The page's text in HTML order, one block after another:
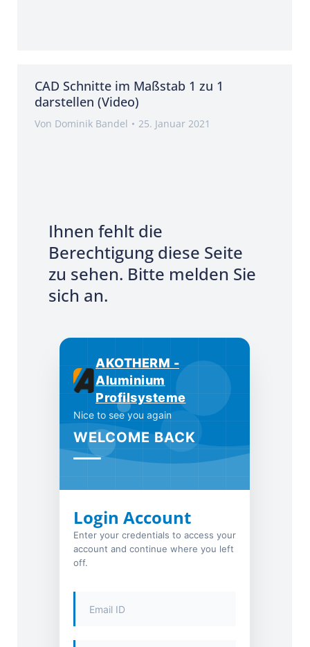
CAD Schnitte im Maßstab 1 zu 1
darstellen (Video)
Von Dominik Bandel 25. Januar 2021
Ihnen fehlt die
Berechtigung diese Seite
zu sehen. Bitte melden Sie
sich an.
AKOTHERM -
Aluminium
Profilsysteme
Nice to see you again
WELCOME BACK
Login Account
Enter your credentials to access your
account and continue where you left
off.